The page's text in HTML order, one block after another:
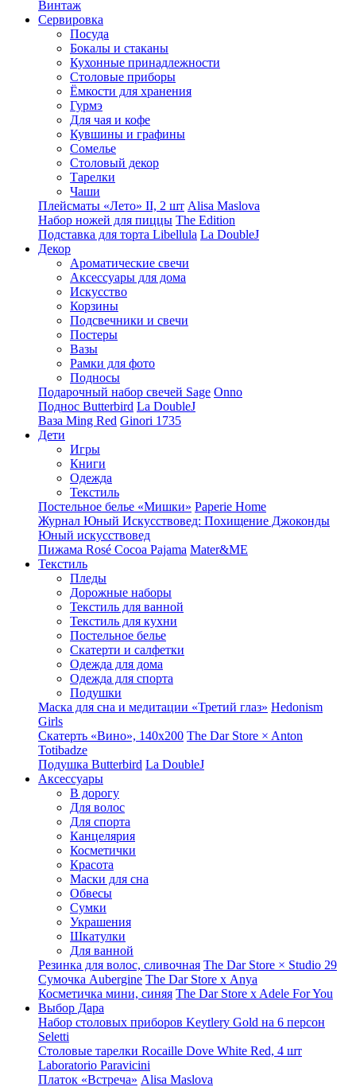
Винтаж
Сервировка
Посуда
Бокалы и стаканы
Кухонные принадлежности
Столовые приборы
Ëмкости для хранения
Гурмэ
Для чая и кофе
Кувшины и графины
Сомелье
Столовый декор
Тарелки
Чаши
Плейсматы «Лето» II, 2 шт Alisa Maslova
Набор ножей для пиццы The Edition
Подставка для торта Libellula La DoubleJ
Декор
Ароматические свечи
Аксессуары для дома
Искусство
Корзины
Подсвечники и свечи
Постеры
Вазы
Рамки для фото
Подносы
Подарочный набор свечей Sage Onno
Поднос Butterbird La DoubleJ
Ваза Ming Red Ginori 1735
Дети
Игры
Книги
Одежда
Текстиль
Постельное белье «Мишки» Paperie Home
Журнал Юный Искусствовед: Похищение Джоконды
Юный искусствовед
Пижама Rosé Cocoa Pajama Mater&ME
Текстиль
Пледы
Дорожные наборы
Текстиль для ванной
Текстиль для кухни
Постельное белье
Скатерти и салфетки
Одежда для дома
Одежда для спорта
Подушки
Маска для сна и медитации «Третий глаз» Hedonism
Girls
Скатерть «Вино», 140х200 The Dar Store × Anton
Totibadze
Подушка Butterbird La DoubleJ
Аксессуары
В дорогу
Для волос
Для спорта
Канцелярия
Косметички
Красота
Маски для сна
Обвесы
Сумки
Украшения
Шкатулки
Для ванной
Резинка для волос, сливочная The Dar Store × Studio 29
Сумочка Aubergine The Dar Store x Anya
Косметичка мини, синяя The Dar Store x Adele For You
Выбор Дара
Набор столовых приборов Keytlery Gold на 6 персон
Seletti
Столовые тарелки Rocaille Dove White Red, 4 шт
Laboratorio Paravicini
Платок «Встреча» Alisa Maslova